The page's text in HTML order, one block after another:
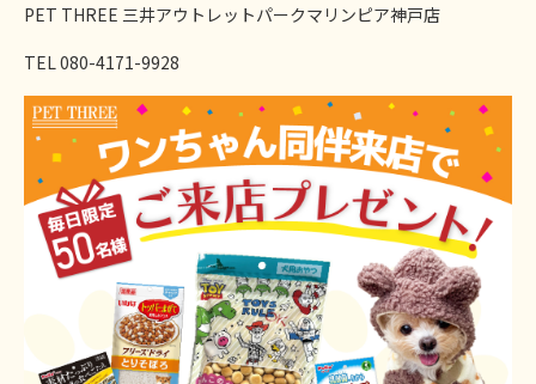
PET THREE 三井アウトレットパークマリンピア神戸店
TEL 080-4171-9928